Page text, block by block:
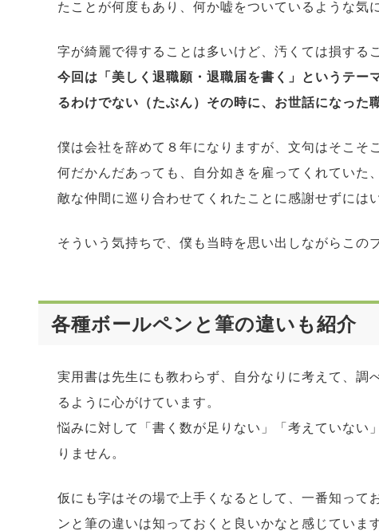
たことが何度もあり、何か嘘をついているような気
字が綺麗で得することは多いけど、汚くては損する
今回は「美しく退職願・退職届を書く」というテー
るわけでない（たぶん）その時に、お世話になった
僕は会社を辞めて８年になりますが、文句はそこそ
何だかんだあっても、自分如きを雇ってくれていた
敵な仲間に巡り合わせてくれたことに感謝せずには
そういう気持ちで、僕も当時を思い出しながらこの
各種ボールペンと筆の違いも紹介
実用書は先生にも教わらず、自分なりに考えて、調
るように心がけています。
悩みに対して「書く数が足りない」「考えていない
りません。
仮にも字はその場で上手くなるとして、一番知って
ンと筆の違いは知っておくと良いかなと感じています